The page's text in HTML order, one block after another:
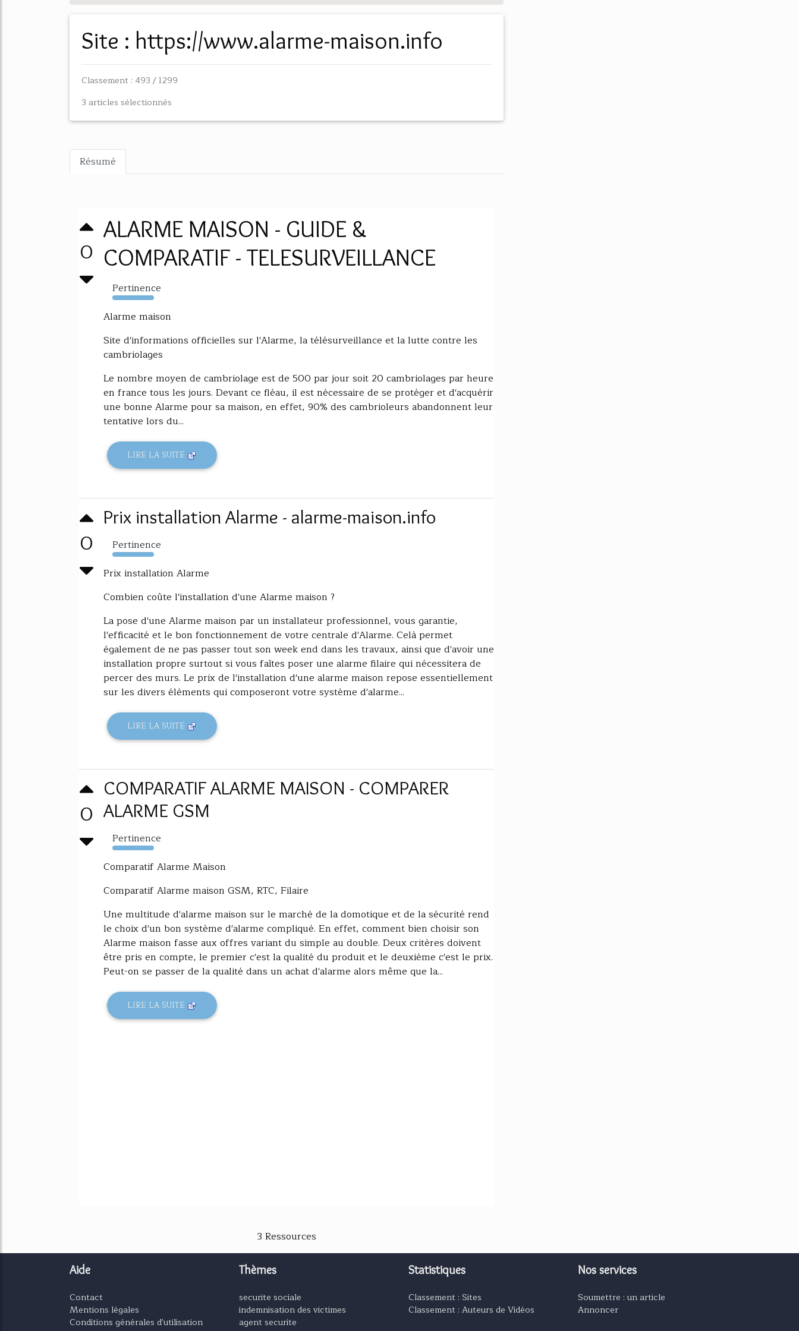
Site : https://www.alarme-maison.info
Classement : 493 / 1299
3 articles sélectionnés
Résumé
0
ALARME MAISON - GUIDE &
COMPARATIF - TELESURVEILLANCE
Pertinence
27494%
Alarme maison
Site d'informations officielles sur l'Alarme, la télésurveillance et la lutte contre les
cambriolages
Le nombre moyen de cambriolage est de 500 par jour soit 20 cambriolages par heure
en france tous les jours. Devant ce fléau, il est nécessaire de se protéger et d'acquérir
une bonne Alarme pour sa maison, en effet, 90% des cambrioleurs abandonnent leur
tentative lors du...
LIRE LA SUITE
0
Prix installation Alarme - alarme-maison.info
Pertinence
10080%
Prix installation Alarme
Combien coûte l'installation d'une Alarme maison ?
La pose d'une Alarme maison par un installateur professionnel, vous garantie,
l'efficacité et le bon fonctionnement de votre centrale d'Alarme. Celà permet
également de ne pas passer tout son week end dans les travaux, ainsi que d'avoir une
installation propre surtout si vous faîtes poser une alarme filaire qui nécessitera de
percer des murs. Le prix de l'installation d'une alarme maison repose essentiellement
sur les divers éléments qui composeront votre système d'alarme...
LIRE LA SUITE
0
COMPARATIF ALARME MAISON - COMPARER
ALARME GSM
Pertinence
3659%
Comparatif Alarme Maison
Comparatif Alarme maison GSM, RTC, Filaire
Une multitude d'alarme maison sur le marché de la domotique et de la sécurité rend
le choix d'un bon système d'alarme compliqué. En effet, comment bien choisir son
Alarme maison fasse aux offres variant du simple au double. Deux critères doivent
être pris en compte, le premier c'est la qualité du produit et le deuxième c'est le prix.
Peut-on se passer de la qualité dans un achat d'alarme alors même que la...
LIRE LA SUITE
3 Ressources
Aide
Contact
Mentions légales
Conditions générales d'utilisation
Thèmes
securite sociale
indemnisation des victimes
agent securite
Statistiques
Classement : Sites
Classement : Auteurs de Vidéos
Nos services
Soumettre : un article
Annoncer